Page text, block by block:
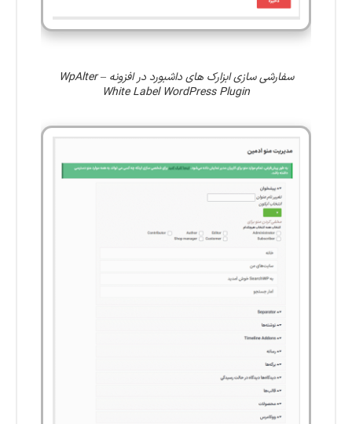
سفارشی سازی ابزارک های داشبورد در افزونه WpAlter –
White Label WordPress Plugin